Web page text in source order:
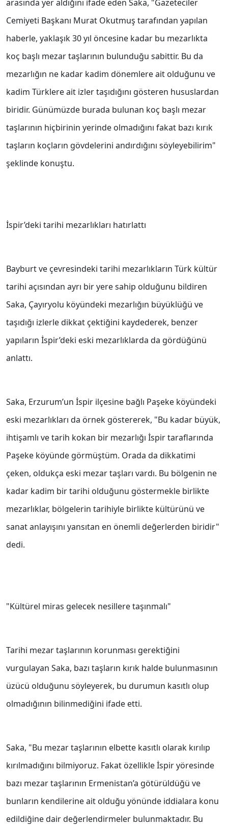
arasında yer aldığını ifade eden Saka, "Gazeteciler
Cemiyeti Başkanı Murat Okutmuş tarafından yapılan
haberle, yaklaşık 30 yıl öncesine kadar bu mezarlıkta
koç başlı mezar taşlarının bulunduğu sabittir. Bu da
mezarlığın ne kadar kadim dönemlere ait olduğunu ve
kadim Türklere ait izler taşıdığını gösteren hususlardan
biridir. Günümüzde burada bulunan koç başlı mezar
taşlarının hiçbirinin yerinde olmadığını fakat bazı kırık
taşların koçların gövdelerini andırdığını söyleyebilirim"
şeklinde konuştu.
İspir’deki tarihi mezarlıkları hatırlattı
Bayburt ve çevresindeki tarihi mezarlıkların Türk kültür
tarihi açısından ayrı bir yere sahip olduğunu bildiren
Saka, Çayıryolu köyündeki mezarlığın büyüklüğü ve
taşıdığı izlerle dikkat çektiğini kaydederek, benzer
yapıların İspir’deki eski mezarlıklarda da gördüğünü
anlattı.
Saka, Erzurum’un İspir ilçesine bağlı Paşeke köyündeki
eski mezarlıkları da örnek göstererek, "Bu kadar büyük,
ihtişamlı ve tarih kokan bir mezarlığı İspir taraflarında
Paşeke köyünde görmüştüm. Orada da dikkatimi
çeken, oldukça eski mezar taşları vardı. Bu bölgenin ne
kadar kadim bir tarihi olduğunu göstermekle birlikte
mezarlıklar, bölgelerin tarihiyle birlikte kültürünü ve
sanat anlayışını yansıtan en önemli değerlerden biridir"
dedi.
"Kültürel miras gelecek nesillere taşınmalı"
Tarihi mezar taşlarının korunması gerektiğini
vurgulayan Saka, bazı taşların kırık halde bulunmasının
üzücü olduğunu söyleyerek, bu durumun kasıtlı olup
olmadığının bilinmediğini ifade etti.
Saka, "Bu mezar taşlarının elbette kasıtlı olarak kırılıp
kırılmadığını bilmiyoruz. Fakat özellikle İspir yöresinde
bazı mezar taşlarının Ermenistan’a götürüldüğü ve
bunların kendilerine ait olduğu yönünde iddialara konu
edildiğine dair değerlendirmeler bulunmaktadır. Bu